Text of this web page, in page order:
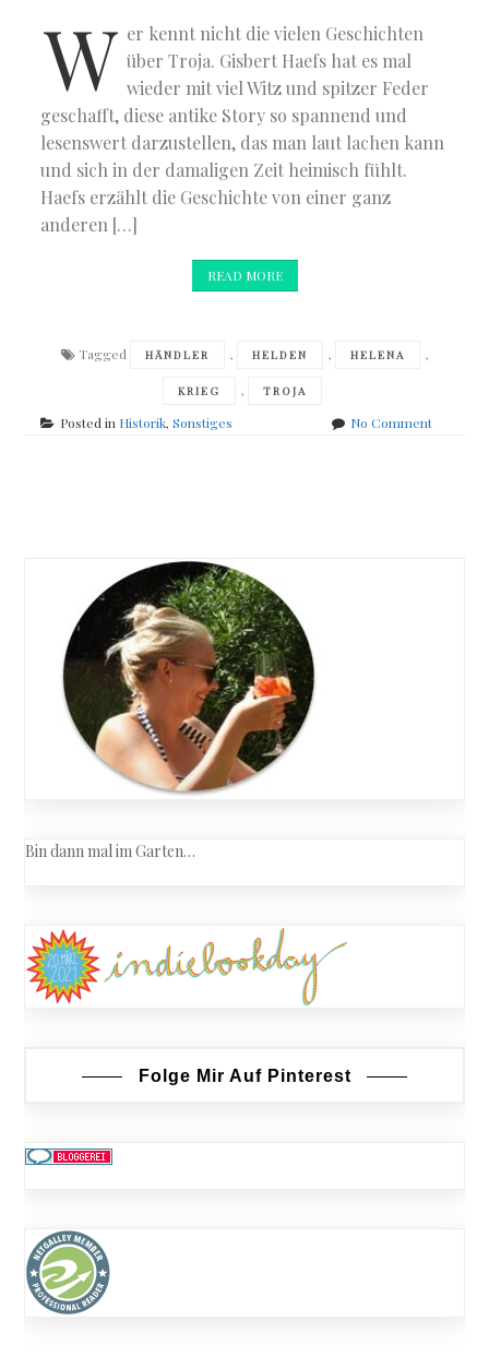
W er kennt nicht die vielen Geschichten
über Troja. Gisbert Haefs hat es mal
wieder mit viel Witz und spitzer Feder
geschafft, diese antike Story so spannend und
lesenswert darzustellen, das man laut lachen kann
und sich in der damaligen Zeit heimisch fühlt.
Haefs erzählt die Geschichte von einer ganz
anderen […]
READ MORE
Tagged HÄNDLER , HELDEN , HELENA ,
KRIEG , TROJA
Posted in Historik,Sonstiges No Commenton
navigation
Bin dann mal im Garten…
Folge Mir Auf Pinterest